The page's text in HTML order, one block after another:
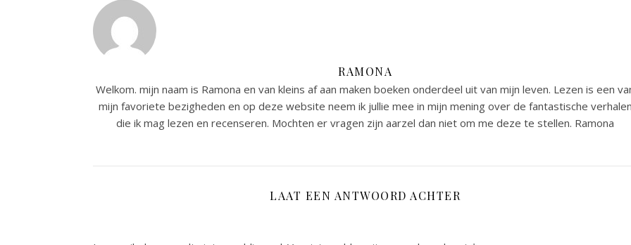
RAMONA
Welkom. mijn naam is Ramona en van kleins af aan maken boeken onderdeel uit van mijn leven. Lezen is een
mijn favoriete bezigheden en op deze website neem ik jullie mee in mijn mening over de fantastische verhalen
die ik mag lezen en recenseren. Mochten er vragen zijn aarzel dan niet om me deze te stellen. Ramona
LAAT EEN ANTWOORD ACHTER